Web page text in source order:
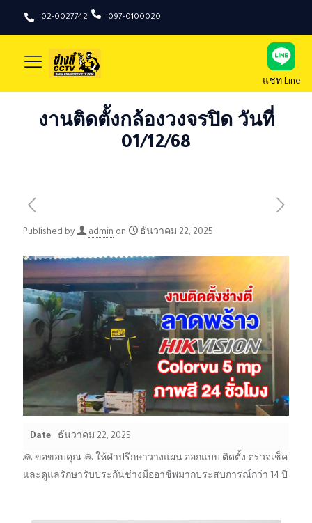
02-0027742 097-0100020
แชท Line
งานติดตั้งกล้องวงจรปิด วันที่
01/12/68
Published by admin on ธันวาคม 22, 2025
Date ธันวาคม 22, 2025
🙏 ขอขอบคุณ 🙏 ให้คำปรึกษาวางแผน ออกแบบ ติดตั้ง ตรวจเช็ค
และดูแลรักษารับประกันช่างมืออาชีพมากประสบการณ์กว่า 14 ปี